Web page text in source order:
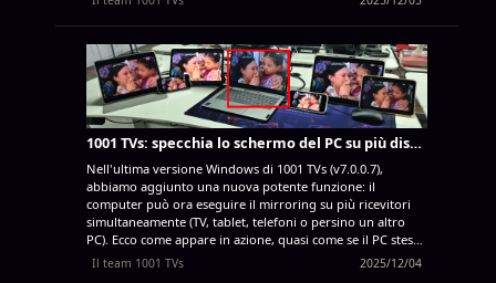
dispositivi sono collegati alla stessa rete Wi-Fi Guida passo
dopo passo Fase 1: Aprire gli album sul telefono Avviare
l'app 1001 TVs sul telefono e toccare 【Albums】 dalla
schermata principale. Fase 2: Selezionare il dispositivo TV
Verrà visualizzato un elenco di dispositivi accoppiati in
'Dispositivi accoppiati". Individuare il televisore e toccare il
pulsante 【Carica】 accanto ad esso. Nota: se il televisore
mostra "Offline", assicurarsi che entrambi i dispositivi
siano accesi...
1001 TVs: specchia lo schermo del PC su più dispositivi contemporaneamente (TV, tablet, telefono, PC)
Nell'ultima versione Windows di 1001 TVs (v7.0.0.7),
abbiamo aggiunto una nuova potente funzione: il
computer può ora eseguire il mirroring su più ricevitori
simultaneamente (TV, tablet, telefoni o persino un altro
PC). Ecco come appare in azione, quasi come se il PC stesse
“trasmettendo al mondo intero”. Il PC al centro
Il team 1001 TVs 2025/12/04